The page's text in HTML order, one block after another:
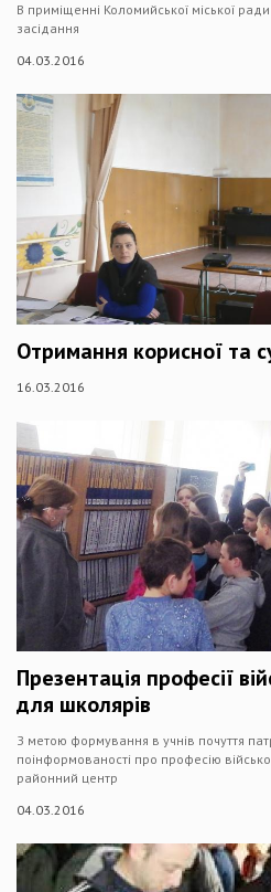
В приміщенні Коломийської міської
засідання
04.03.2016
Отримання корисної та
16.03.2016
Презентація професії
для школярів
З метою формування в учнів почуття
поінформованості про професію
районний центр
04.03.2016